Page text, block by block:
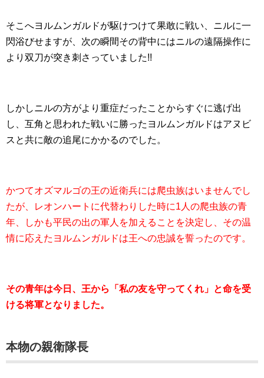
そこへヨルムンガルドが駆けつけて果敢に戦い、ニルに一
閃浴びせますが、次の瞬間その背中にはニルの遠隔操作に
より双刀が突き刺さっていました!!
しかしニルの方がより重症だったことからすぐに逃げ出
し、互角と思われた戦いに勝ったヨルムンガルドはアヌビ
スと共に敵の追尾にかかるのでした。
かつてオズマルゴの王の近衛兵には爬虫族はいませんでし
たが、レオンハートに代替わりした時に1人の爬虫族の青
年、しかも平民の出の軍人を加えることを決定し、その温
情に応えたヨルムンガルドは王への忠誠を誓ったのです。
その青年は今日、王から「私の友を守ってくれ」と命を受
ける将軍となりました。
本物の親衛隊長